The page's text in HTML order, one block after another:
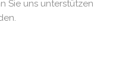
Sie uns unterstützen